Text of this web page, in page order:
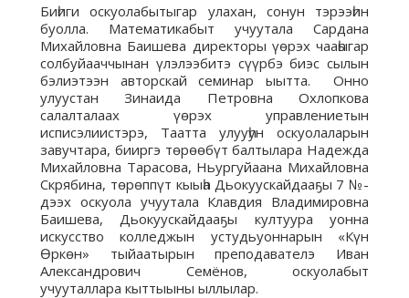
Биһиги оскуолабытыгар улахан, сонун тэрээһин
буолла. Математикабыт учуутала Сардана
Михайловна Баишева директоры үөрэх чааһыгар
солбуйааччынан үлэлээбитэ сүүрбэ биэс сылын
бэлиэтээн авторскай семинар ыытта. Онно
улуустан Зинаида Петровна Охлопкова
салалталаах үөрэх управлениетын
исписэлиистэрэ, Таатта улууһун оскуолаларын
завучтара, бииргэ төрөөбүт балтылара Надежда
Михайловна Тарасова, Ньургуйаана Михайловна
Скрябина, төрөппүт кыыһа Дьокуускайдааҕы 7 №-
дээх оскуола учуутала Клавдия Владимировна
Баишева, Дьокуускайдааҕы култуура уонна
искусство колледжын устудьуоннарын «Күн
Өркөн» тыйаатырын преподавателэ Иван
Александрович Семёнов, оскуолабыт
учууталлара кыттыыны ыллылар.